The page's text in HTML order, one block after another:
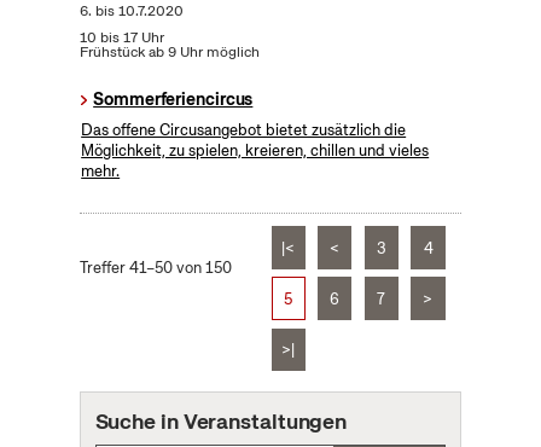
6. bis10.7.2020
10 bis 17 Uhr
Frühstück ab 9 Uhr möglich
Sommerferiencircus
Das offene Circusangebot bietet zusätzlich die
Möglichkeit, zu spielen, kreieren, chillen und vieles
mehr.
Treffer 41–50 von 150
|< < 3 4
5 6 7 >
>|
Suche in Veranstaltungen